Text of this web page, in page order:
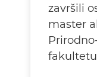
završili
master
fakultetu